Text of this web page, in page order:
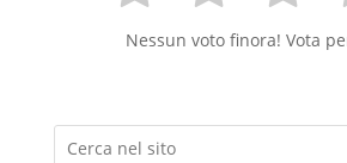
Nessun voto finora! Vota